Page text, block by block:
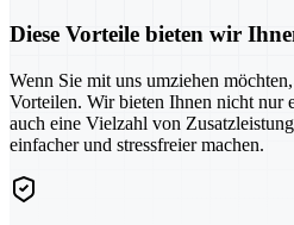
Diese Vorteile bieten wir
Wenn Sie mit uns umziehen
Vorteilen. Wir bieten Ihnen nicht nur
auch eine Vielzahl von
einfacher und stressfreier machen.